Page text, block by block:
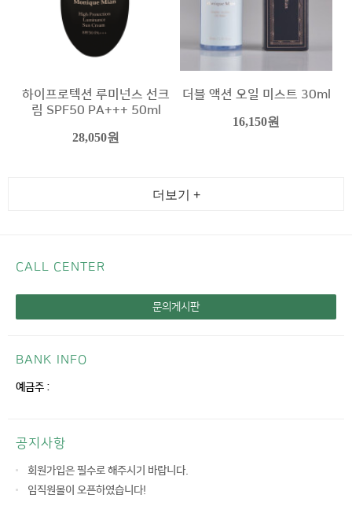
하이프로텍션 루미넌스 선크
림 SPF50 PA+++ 50ml
28,050원
더블 액션 오일 미스트 30ml
16,150원
더보기 +
CALL CENTER
문의게시판
BANK INFO
예금주 :
공지사항
회원가입은 필수로 해주시기 바랍니다.
임직원몰이 오픈하였습니다!